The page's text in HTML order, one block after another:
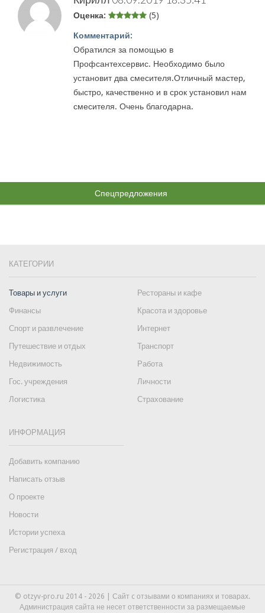
Оценка: (5)
Комментарий:
Обратился за помощью в
Профсантехсервис. Необходимо было
установит два смесителя.Отличный мастер,
быстро, качественно и в срок установил нам
смесителя. Очень благодарна.
Спецпредложения
КАТЕГОРИИ
Товары и услуги
Рестораны и кафе
Финансы
Красота и здоровье
Спорт и развлечение
Интернет
Путешествие и отдых
Транспорт
Недвижимость
Работа
Гос. учреждения
Личности
Логистика
Страхование
ИНФОРМАЦИЯ
Добавить компанию
Написать отзыв
О проекте
Новости
Истории успеха
Регистрация / вход
© otzyv-pro.ru 2014 - 2026 | Сайт c отзывами о компаниях и товарах.
Администрация сайта не несет ответственности за размещаемые